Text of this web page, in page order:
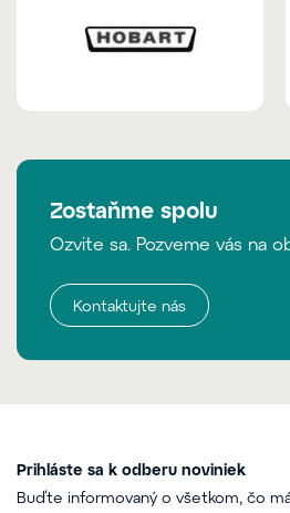
Zostaňme spolu
Ozvite sa. Pozveme vás na
Kontaktujte nás
Prihláste sa k odberu noviniek
Buďte informovaný o všetkom, čo